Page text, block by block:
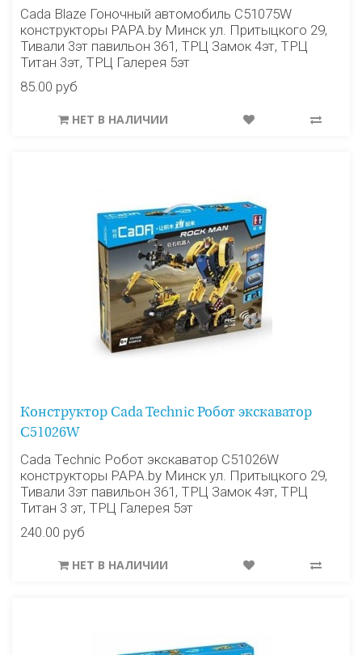
Cada Blaze Гоночный автомобиль C51075W
конструкторы PAPA.by Минск ул. Притыцкого 29,
Тивали 3эт павильон 361, ТРЦ Замок 4эт, ТРЦ
Титан 3эт, ТРЦ Галерея 5эт
85.00 руб
НЕТ В НАЛИЧИИ
Конструктор Cada Technic Робот экскаватор
C51026W
Cada Technic Робот экскаватор C51026W
конструкторы PAPA.by Минск ул. Притыцкого 29,
Тивали 3эт павильон 361, ТРЦ Замок 4эт, ТРЦ
Титан 3 эт, ТРЦ Галерея 5эт
240.00 руб
НЕТ В НАЛИЧИИ